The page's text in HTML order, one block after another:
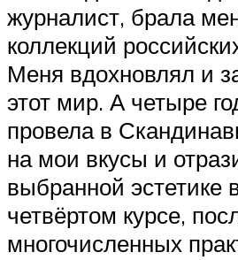
журналист, брала
коллекций
Меня вдохновлял и
этот мир. А четыре
провела в
на мои вкусы и
выбранной
четвёртом курсе,
многочисленных